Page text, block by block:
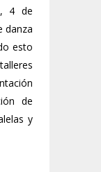
4 de
danza
esto
de
y